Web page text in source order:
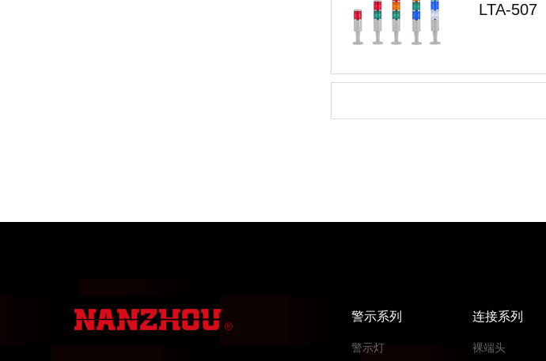
LTA-507
警示系列
警示灯
连接系列
裸端头